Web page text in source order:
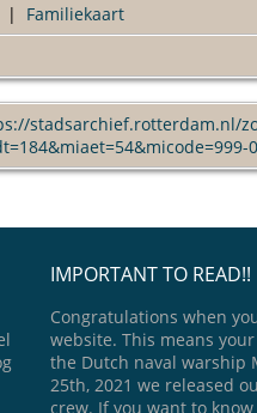
| Familiekaart
stadsarchief.rotterdam.nl/
IMPORTANT TO READ!!
Congratulations when
website. This means
the Dutch naval warship
25th, 2021 we released
crew. If you want to